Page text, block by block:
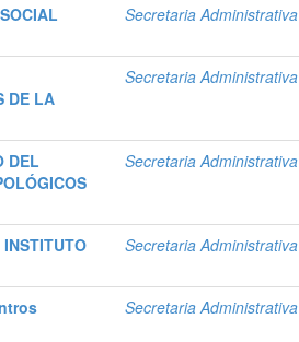
Secretaria Administrativa
DE LA
Secretaria Administrativa
DEL
Secretaria Administrativa
Secretaria Administrativa
Secretaria Administrativa